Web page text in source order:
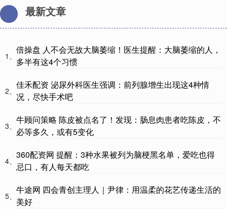
最新文章
1、
倍操盘 人不会无故大脑萎缩！医生提醒：大脑萎缩的人，
多半有这4个习惯
2、
佳禾配资 泌尿外科医生强调：前列腺增生出现这4种情
况，尽快手术吧
3、
牛顾问策略 陈皮被点名了！发现：肠息肉患者吃陈皮，不
必等多久，或有5变化
4、
360配资网 提醒：3种水果被列为脑梗黑名单，爱吃也得
忌口，有人每天都吃
5、
牛途网 四会青创主理人｜尹律：用温柔的花艺传递生活的
美好